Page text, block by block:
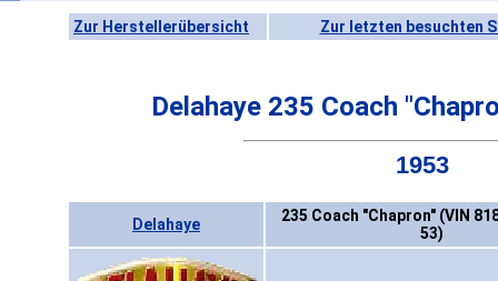
Zur Herstellerübersicht Zur letzten besuchten
Delahaye 235 Coach
1953
Delahaye
235 Coach "Chapron" (VIN
53)